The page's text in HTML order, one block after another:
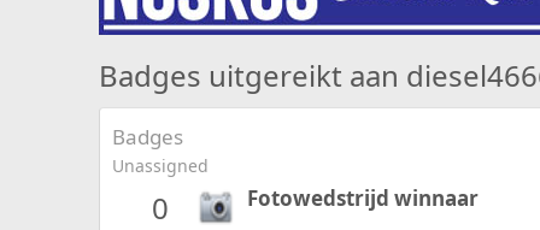
Badges uitgereikt aan
Badges
Unassigned
0 Fotowedstrijd winnaar